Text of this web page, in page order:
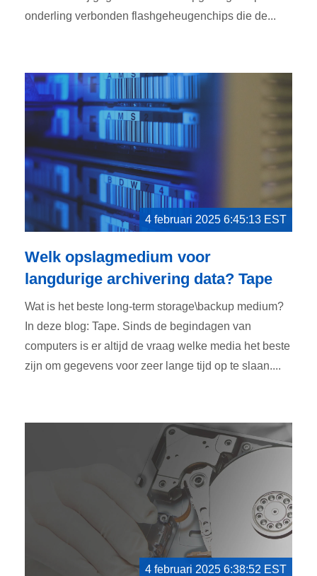
onderling verbonden flashgeheugenchips die de...
4 februari 2025 6:45:13 EST
Welk opslagmedium voor
langdurige archivering data? Tape
Wat is het beste long-term storage\backup medium?
In deze blog: Tape. Sinds de begindagen van
computers is er altijd de vraag welke media het beste
zijn om gegevens voor zeer lange tijd op te slaan....
4 februari 2025 6:38:52 EST